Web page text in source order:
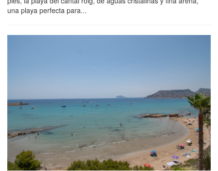
una playa perfecta para...